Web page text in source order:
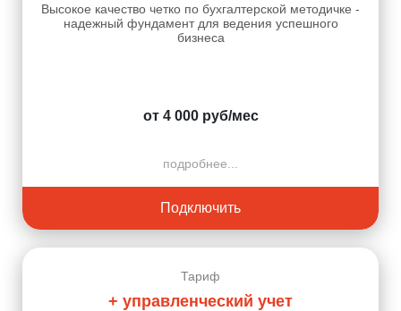
Высокое качество четко по бухгалтерской методичке -
надежный фундамент для ведения успешного
бизнеса
от 4 000 руб/мес
подробнее...
Подключить
Тариф
+ управленческий учет